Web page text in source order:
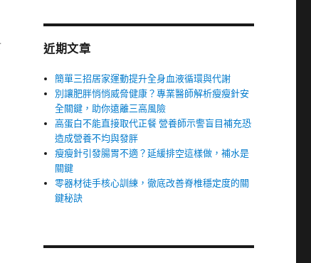
近期文章
簡單三招居家運動提升全身血液循環與代謝
別讓肥胖悄悄威脅健康？專業醫師解析瘦瘦針安
全關鍵，助你遠離三高風險
高蛋白不能直接取代正餐 營養師示警盲目補充恐
造成營養不均與發胖
瘦瘦針引發腸胃不適？延緩排空這樣做，補水是
關鍵
零器材徒手核心訓練，徹底改善脊椎穩定度的關
鍵秘訣